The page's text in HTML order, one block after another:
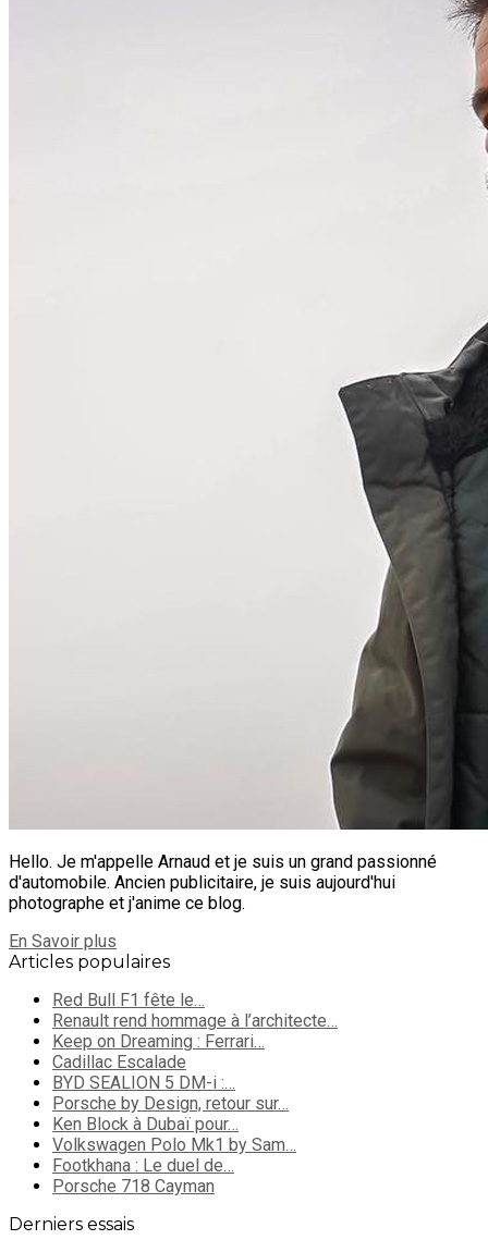
Hello. Je m'appelle Arnaud et je suis un grand passionné
d'automobile. Ancien publicitaire, je suis aujourd'hui
photographe et j'anime ce blog.
En Savoir plus
Articles populaires
Red Bull F1 fête le…
Renault rend hommage à l’architecte…
Keep on Dreaming : Ferrari…
Cadillac Escalade
BYD SEALION 5 DM-i :…
Porsche by Design, retour sur…
Ken Block à Dubaï pour…
Volkswagen Polo Mk1 by Sam…
Footkhana : Le duel de…
Porsche 718 Cayman
Derniers essais